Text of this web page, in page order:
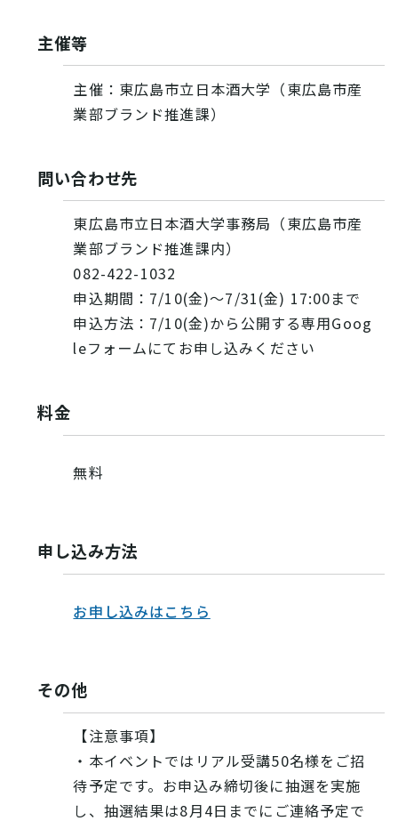
主催等
主催：東広島市立日本酒大学（東広島市産
業部ブランド推進課）
問い合わせ先
東広島市立日本酒大学事務局（東広島市産
業部ブランド推進課内）
082-422-1032
申込期間：7/10(金)〜7/31(金) 17:00まで
申込方法：7/10(金)から公開する専用Goog
leフォームにてお申し込みください
料金
無料
申し込み方法
お申し込みはこちら
その他
【注意事項】
・本イベントではリアル受講50名様をご招
待予定です。お申込み締切後に抽選を実施
し、抽選結果は8月4日までにご連絡予定で